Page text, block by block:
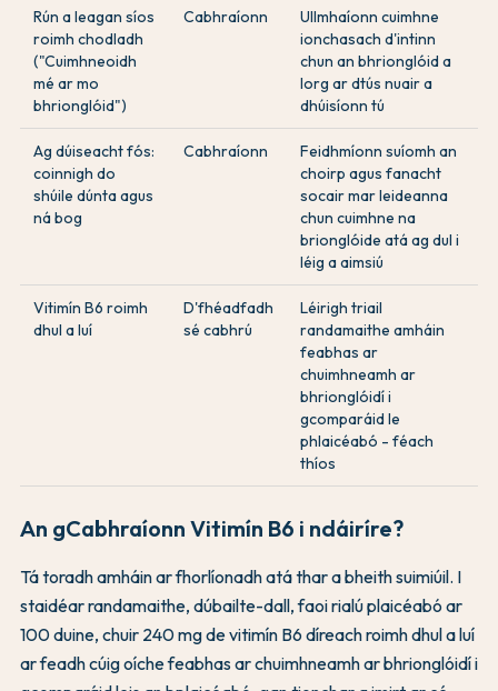
Rún a leagan síos
roimh chodladh
("Cuimhneoidh
mé ar mo
bhrionglóid")
Cabhraíonn
Ullmhaíonn cuimhne
ionchasach d'intinn
chun an bhrionglóid a
lorg ar dtús nuair a
dhúisíonn tú
Ag dúiseacht fós:
coinnigh do
shúile dúnta agus
ná bog
Cabhraíonn
Feidhmíonn suíomh an
choirp agus fanacht
socair mar leideanna
chun cuimhne na
brionglóide atá ag dul i
léig a aimsiú
Vitimín B6 roimh
dhul a luí
D'fhéadfadh
sé cabhrú
Léirigh triail
randamaithe amháin
feabhas ar
chuimhneamh ar
bhrionglóidí i
gcomparáid le
phlaicéabó - féach
thíos
An gCabhraíonn Vitimín B6 i ndáiríre?
Tá toradh amháin ar fhorlíonadh atá thar a bheith suimiúil. I
staidéar randamaithe, dúbailte-dall, faoi rialú plaicéabó ar
100 duine, chuir 240 mg de vitimín B6 díreach roimh dhul a luí
ar feadh cúig oíche feabhas ar chuimhneamh ar bhrionglóidí i